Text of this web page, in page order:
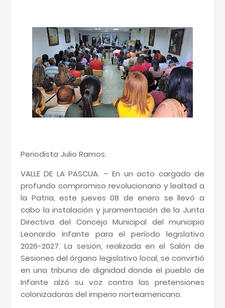
Periodista Julio Ramos.
VALLE DE LA PASCUA. – En un acto cargado de
profundo compromiso revolucionario y lealtad a
la Patria, este jueves 08 de enero se llevó a
cabo la instalación y juramentación de la Junta
Directiva del Concejo Municipal del municipio
Leonardo Infante para el período legislativo
2026-2027. La sesión, realizada en el Salón de
Sesiones del órgano legislativo local, se convirtió
en una tribuna de dignidad donde el pueblo de
Infante alzó su voz contra las pretensiones
colonizadoras del imperio norteamericano.